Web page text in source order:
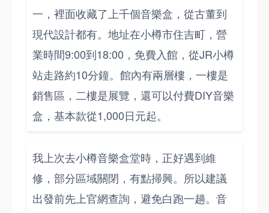
一，裡面收藏了上千個音樂盒，從古董到
現代設計都有。地址在小樽市住吉町，營
業時間9:00到18:00，免費入館，從JR小樽
站走路約10分鐘。館內有兩層樓，一樓是
銷售區，二樓是展覽，還可以付費DIY音樂
盒，基本款從1,000日元起。
我上次去小樽音樂盒堂時，正好遇到維
修，部分區域關閉，有點掃興。所以建議
出發前先上官網查詢，避免白跑一趟。音